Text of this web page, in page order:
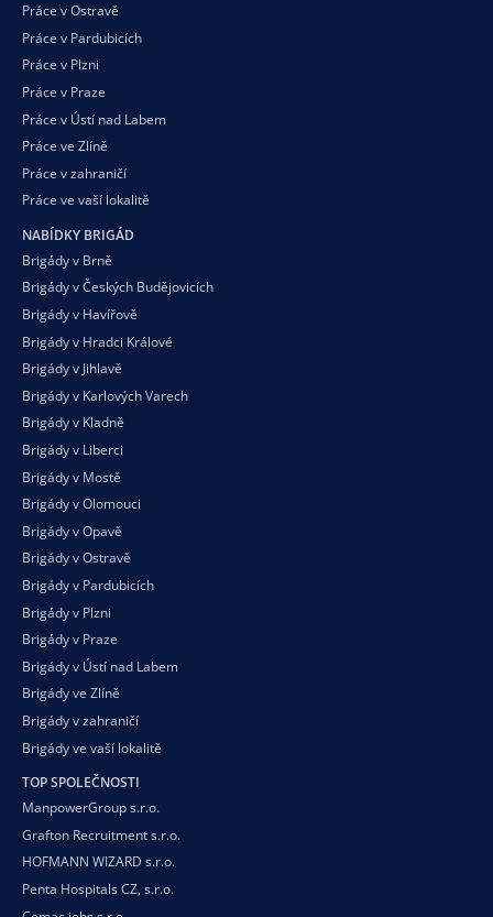
Práce v Ostravě
Práce v Pardubicích
Práce v Plzni
Práce v Praze
Práce v Ústí nad Labem
Práce ve Zlíně
Práce v zahraničí
Práce ve vaší lokalitě
NABÍDKY BRIGÁD
Brigády v Brně
Brigády v Českých Budějovicích
Brigády v Havířově
Brigády v Hradci Králové
Brigády v Jihlavě
Brigády v Karlových Varech
Brigády v Kladně
Brigády v Liberci
Brigády v Mostě
Brigády v Olomouci
Brigády v Opavě
Brigády v Ostravě
Brigády v Pardubicích
Brigády v Plzni
Brigády v Praze
Brigády v Ústí nad Labem
Brigády ve Zlíně
Brigády v zahraničí
Brigády ve vaší lokalitě
TOP SPOLEČNOSTI
ManpowerGroup s.r.o.
Grafton Recruitment s.r.o.
HOFMANN WIZARD s.r.o.
Penta Hospitals CZ, s.r.o.